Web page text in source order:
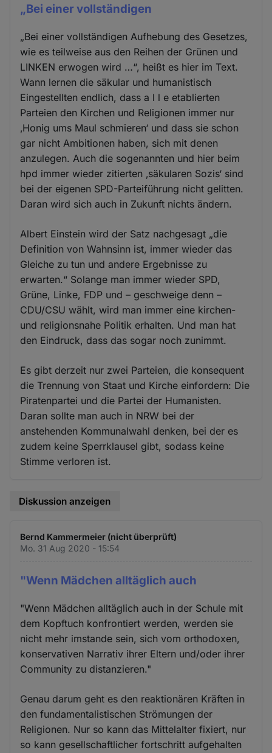
„Bei einer vollständigen
„Bei einer vollständigen Aufhebung des Gesetzes,
wie es teilweise aus den Reihen der Grünen und
LINKEN erwogen wird …“, heißt es hier im Text.
Wann lernen die säkular und humanistisch
Eingestellten endlich, dass a l l e etablierten
Parteien den Kirchen und Religionen immer nur
‚Honig ums Maul schmieren‘ und dass sie schon
gar nicht Ambitionen haben, sich mit denen
anzulegen. Auch die sogenannten und hier beim
hpd immer wieder zitierten ‚säkularen Sozis‘ sind
bei der eigenen SPD-Parteiführung nicht gelitten.
Daran wird sich auch in Zukunft nichts ändern.
Albert Einstein wird der Satz nachgesagt „die
Definition von Wahnsinn ist, immer wieder das
Gleiche zu tun und andere Ergebnisse zu
erwarten.“ Solange man immer wieder SPD,
Grüne, Linke, FDP und – geschweige denn –
CDU/CSU wählt, wird man immer eine kirchen-
und religionsnahe Politik erhalten. Und man hat
den Eindruck, dass das sogar noch zunimmt.
Es gibt derzeit nur zwei Parteien, die konsequent
die Trennung von Staat und Kirche einfordern: Die
Piratenpartei und die Partei der Humanisten.
Daran sollte man auch in NRW bei der
anstehenden Kommunalwahl denken, bei der es
zudem keine Sperrklausel gibt, sodass keine
Stimme verloren ist.
Diskussion anzeigen
Bernd Kammermeier (nicht überprüft)
Mo. 31 Aug 2020 - 15:54
"Wenn Mädchen alltäglich auch
"Wenn Mädchen alltäglich auch in der Schule mit
dem Kopftuch konfrontiert werden, werden sie
nicht mehr imstande sein, sich vom orthodoxen,
konservativen Narrativ ihrer Eltern und/oder ihrer
Community zu distanzieren."
Genau darum geht es den reaktionären Kräften in
den fundamentalistischen Strömungen der
Religionen. Nur so kann das Mittelalter fixiert, nur
so kann gesellschaftlicher fortschritt aufgehalten